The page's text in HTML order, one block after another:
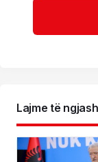
Lajme të